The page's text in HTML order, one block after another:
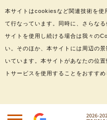
本サイトはcookiesなど関連技術を使
て行なっています。同時に、さらな
サイトを使用し続ける場合は我々の
い。そのほか、本サイトには周辺の
いています。本サイトがあなたの位
トサービスを使用することをおすすめ